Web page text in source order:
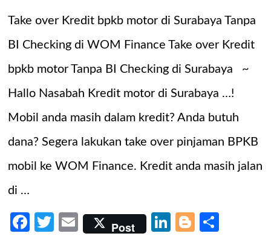
Take over Kredit bpkb motor di Surabaya Tanpa
BI Checking di WOM Finance Take over Kredit
bpkb motor Tanpa BI Checking di Surabaya ~
Hallo Nasabah Kredit motor di Surabaya …!
Mobil anda masih dalam kredit? Anda butuh
dana? Segera lakukan take over pinjaman BPKB
mobil ke WOM Finance. Kredit anda masih jalan
di …
Facebook
Twitter
EmailPost LinkedIn
Blogger